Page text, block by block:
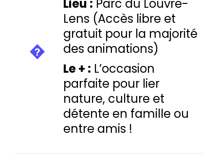
Lieu : Parc du Louvre-
Lens (Accès libre et
gratuit pour la majorité
des animations)
Le + : L’occasion
parfaite pour lier
nature, culture et
détente en famille ou
entre amis !